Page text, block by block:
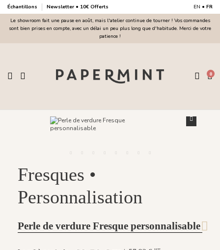
Échantillons Newsletter • 10€ Offerts EN • FR
Le showroom fait une pause en août, mais l'atelier continue de tourner ! Vos commandes
sont bien prises en compte, avec un délai un peu plus long que d'habitude. Merci de votre
patience !
0
Fresques •
Personnalisation
Perle de verdure Fresque personnalisable